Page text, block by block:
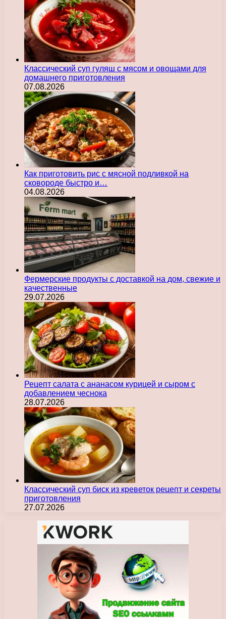
Классический суп гуляш с мясом и овощами для
домашнего приготовления
07.08.2026
Как приготовить рис с мясной подливкой на
сковороде быстро и…
04.08.2026
Фермерские продукты с доставкой на дом, свежие и
качественные
29.07.2026
Рецепт салата с ананасом курицей и сыром с
добавлением чеснока
28.07.2026
Классический суп биск из креветок рецепт и секреты
приготовления
27.07.2026